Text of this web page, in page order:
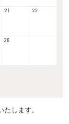
します。